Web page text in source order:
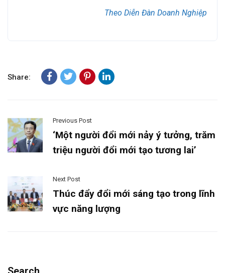
Theo Diễn Đàn Doanh Nghiệp
Share:
Previous Post
‘Một người đổi mới nảy ý tưởng, trăm
triệu người đổi mới tạo tương lai’
Next Post
Thúc đẩy đổi mới sáng tạo trong lĩnh
vực năng lượng